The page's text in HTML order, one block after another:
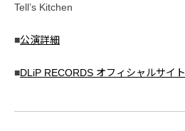
Tell’s Kitchen
■公演詳細
■DLiP RECORDS オフィシャルサイト